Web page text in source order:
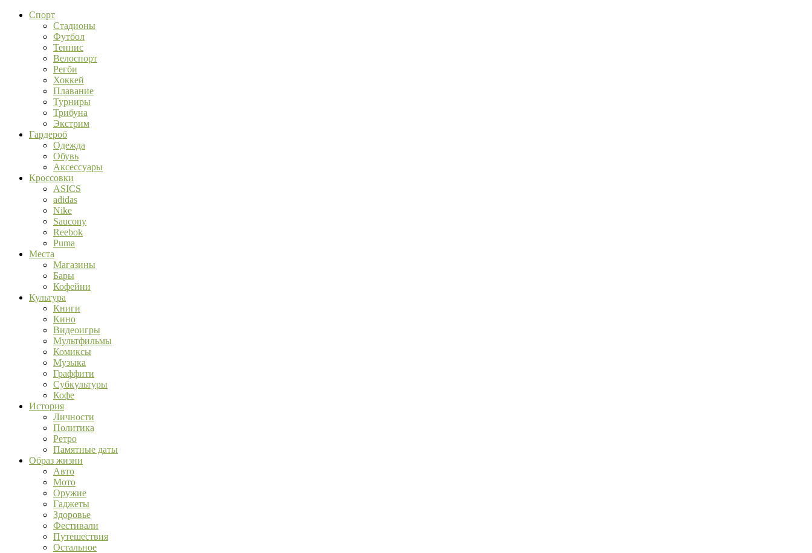
Спорт
Стадионы
Футбол
Теннис
Велоспорт
Регби
Хоккей
Плавание
Турниры
Трибуна
Экстрим
Гардероб
Одежда
Обувь
Аксессуары
Кроссовки
ASICS
adidas
Nike
Saucony
Reebok
Puma
Места
Магазины
Бары
Кофейни
Культура
Книги
Кино
Видеоигры
Мультфильмы
Комиксы
Музыка
Граффити
Субкультуры
Кофе
История
Личности
Политика
Ретро
Памятные даты
Образ жизни
Авто
Мото
Оружие
Гаджеты
Здоровье
Фестивали
Путешествия
Остальное